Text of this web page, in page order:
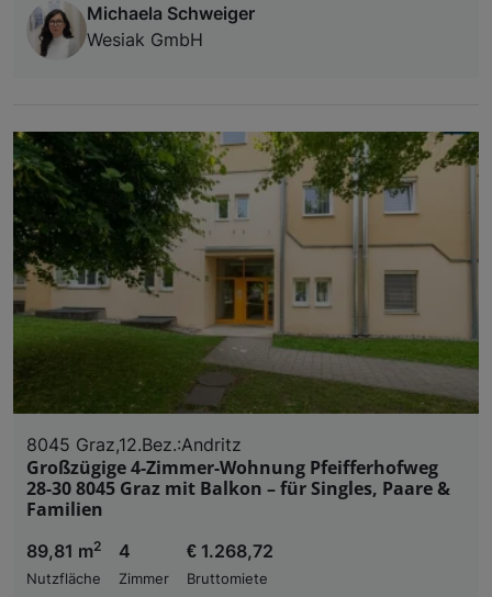
Michaela Schweiger
Wesiak GmbH
8045 Graz,12.Bez.:Andritz
Großzügige 4-Zimmer-Wohnung Pfeifferhofweg
28-30 8045 Graz mit Balkon – für Singles, Paare &
Familien
89,81 m2
Nutzfläche
4
Zimmer
€ 1.268,72
Bruttomiete